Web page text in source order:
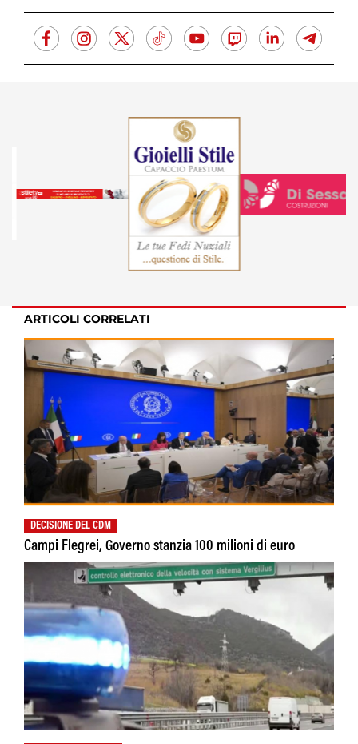
ARTICOLI CORRELATI
DECISIONE DEL CDM
Campi Flegrei, Governo stanzia 100 milioni di euro